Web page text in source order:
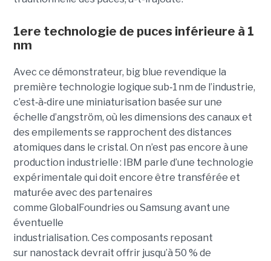
1ere technologie de puces inférieure à 1
nm
Avec ce démonstrateur, big blue revendique la
première technologie logique sub‑1 nm de l’industrie,
c’est‑à‑dire une miniaturisation basée sur une
échelle d’angström, où les dimensions des canaux et
des empilements se rapprochent des distances
atomiques dans le cristal. On n’est pas encore à une
production industrielle : IBM parle d’une technologie
expérimentale qui doit encore être transférée et
maturée avec des partenaires
comme GlobalFoundries ou Samsung avant une
éventuelle
industrialisation. Ces composants reposant
sur nanostack devrait offrir jusqu’à 50 % de